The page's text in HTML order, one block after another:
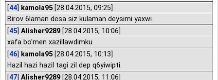
[44] kamola95 [28.04.2015, 09:25]
Birov 6laman desa siz kulaman deysimi yaxwi.
[45] Alisher9289 [28.04.2015, 10:06]
xafa bo'men xazillawdimku
[46] kamola95 [28.04.2015, 10:13]
Hazil hazi hazil tagi zil dep q6yiwipti.
[47] Alisher9289 [28.04.2015, 11:06]